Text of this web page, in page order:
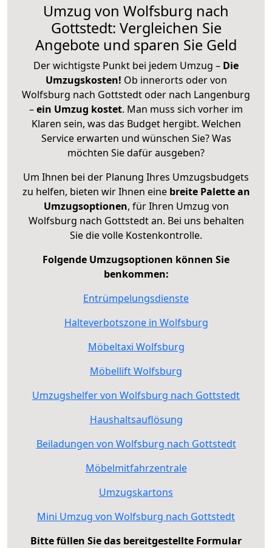
Umzug von Wolfsburg nach
Gottstedt: Vergleichen Sie
Angebote und sparen Sie Geld
Der wichtigste Punkt bei jedem Umzug – Die
Umzugskosten! Ob innerorts oder von
Wolfsburg nach Gottstedt oder nach Langenburg
–ein Umzug kostet. Man muss sich vorher im
Klaren sein, was das Budget hergibt. Welchen
Service erwarten und wünschen Sie? Was
möchten Sie dafür ausgeben?
Um Ihnen bei der Planung Ihres Umzugsbudgets
zu helfen, bieten wir Ihnen eine breite Palette an
Umzugsoptionen, für Ihren Umzug von
Wolfsburg nach Gottstedt an. Bei uns behalten
Sie die volle Kostenkontrolle.
Folgende Umzugsoptionen können Sie
benkommen:
Entrümpelungsdienste
Halteverbotszone in Wolfsburg
Möbeltaxi Wolfsburg
Möbellift Wolfsburg
Umzugshelfer von Wolfsburg nach Gottstedt
Haushaltsauflösung
Beiladungen von Wolfsburg nach Gottstedt
Möbelmitfahrzentrale
Umzugskartons
Mini Umzug von Wolfsburg nach Gottstedt
Bitte füllen Sie das bereitgestellte Formular